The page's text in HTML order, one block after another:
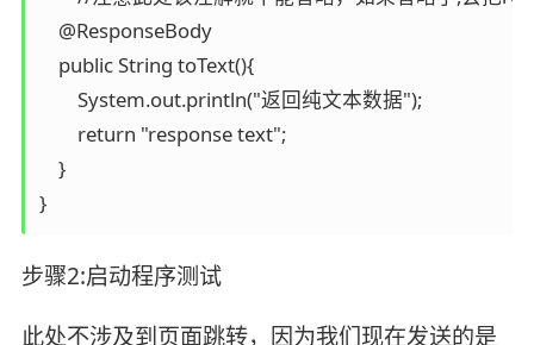
    @ResponseBody
    public String toText(){
        System.out.println("返回纯文本数据");
        return "response text";
    }
}
步骤2:启动程序测试
此处不涉及到页面跳转，因为我们现在发送的是